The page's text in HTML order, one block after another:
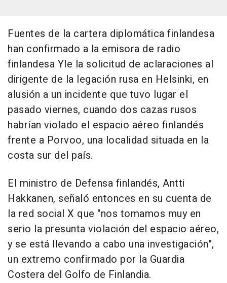
Fuentes de la cartera diplomática finlandesa
han confirmado a la emisora de radio
finlandesa Yle la solicitud de aclaraciones al
dirigente de la legación rusa en Helsinki, en
alusión a un incidente que tuvo lugar el
pasado viernes, cuando dos cazas rusos
habrían violado el espacio aéreo finlandés
frente a Porvoo, una localidad situada en la
costa sur del país.
El ministro de Defensa finlandés, Antti
Hakkanen, señaló entonces en su cuenta de
la red social X que "nos tomamos muy en
serio la presunta violación del espacio aéreo,
y se está llevando a cabo una investigación",
un extremo confirmado por la Guardia
Costera del Golfo de Finlandia.